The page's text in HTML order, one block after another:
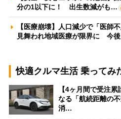
分の1以下に！ 出生数減がも…
【医療崩壊】人口減少で「医師
見舞われ地域医療が限界に 今
快適クルマ生活 乗ってみ
【4ヶ月間で受注
なる「航続距離の
消…